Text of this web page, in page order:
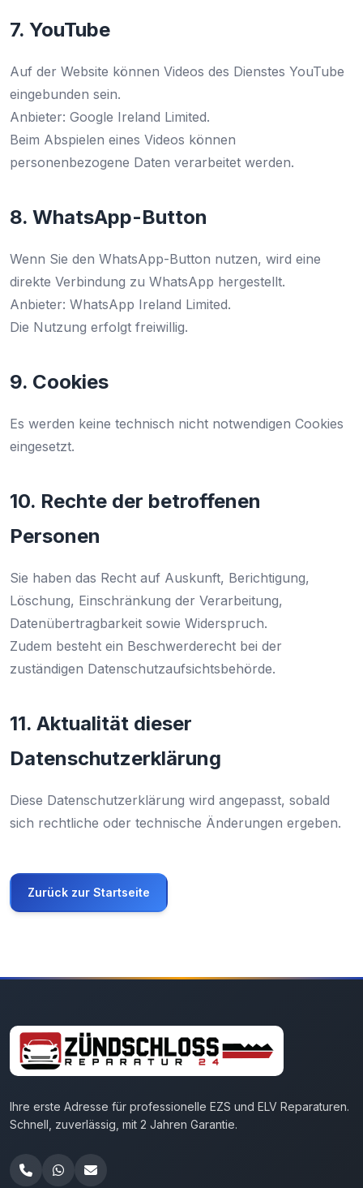
7. YouTube
Auf der Website können Videos des Dienstes YouTube
eingebunden sein.
Anbieter: Google Ireland Limited.
Beim Abspielen eines Videos können
personenbezogene Daten verarbeitet werden.
8. WhatsApp-Button
Wenn Sie den WhatsApp-Button nutzen, wird eine
direkte Verbindung zu WhatsApp hergestellt.
Anbieter: WhatsApp Ireland Limited.
Die Nutzung erfolgt freiwillig.
9. Cookies
Es werden keine technisch nicht notwendigen Cookies
eingesetzt.
10. Rechte der betroffenen
Personen
Sie haben das Recht auf Auskunft, Berichtigung,
Löschung, Einschränkung der Verarbeitung,
Datenübertragbarkeit sowie Widerspruch.
Zudem besteht ein Beschwerderecht bei der
zuständigen Datenschutzaufsichtsbehörde.
11. Aktualität dieser
Datenschutzerklärung
Diese Datenschutzerklärung wird angepasst, sobald
sich rechtliche oder technische Änderungen ergeben.
Zurück zur Startseite
Ihre erste Adresse für professionelle EZS und ELV Reparaturen.
Schnell, zuverlässig, mit 2 Jahren Garantie.